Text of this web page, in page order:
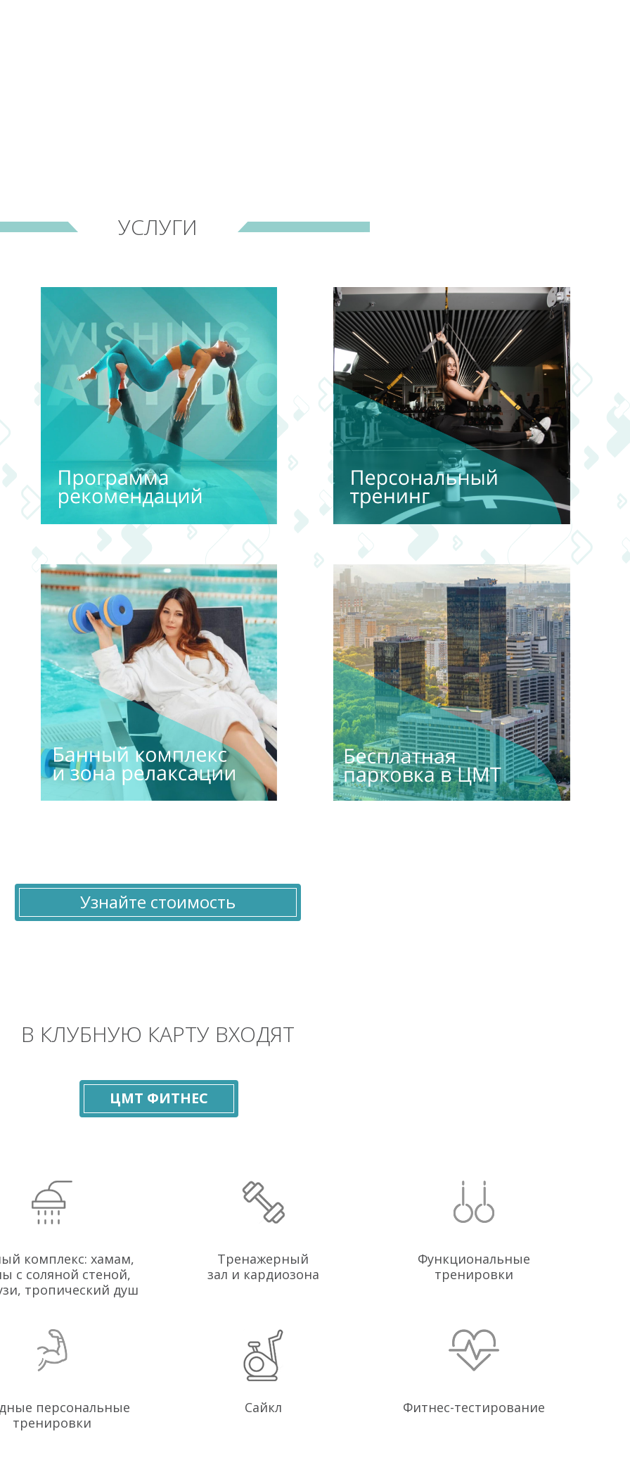
УСЛУГИ
Узнайте стоимость
В КЛУБНУЮ КАРТУ ВХОДЯТ
ЦМТ ФИТНЕС
комплекс: хамам,
с соляной стеной,
тропический душ
Тренажерный
зал и кардиозона
Функциональные
тренировки
персональные
тренировки
Сайкл Фитнес-тестирование